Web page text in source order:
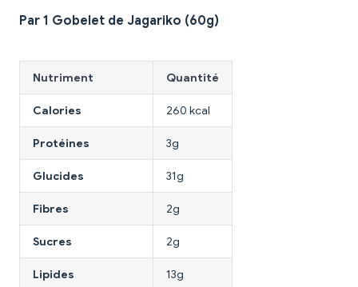
Par 1 Gobelet de Jagariko (60g)
Nutriment Quantité
Calories 260 kcal
Protéines 3g
Glucides 31g
Fibres 2g
Sucres 2g
Lipides 13g